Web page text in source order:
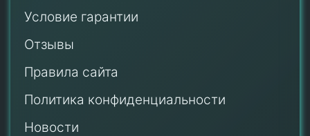
Условие гарантии
Отзывы
Правила сайта
Политика конфиденциальности
Новости